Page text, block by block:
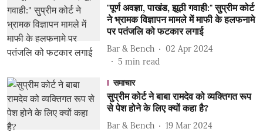
"पूर्ण अवज्ञा, पाखंड, झूठी गवाही:" सुप्रीम कोर्ट
ने भ्रामक विज्ञापन मामले में माफी के हलफनामे
पर पतंजलि को फटकार लगाई
Bar & Bench
02 Apr 2024
5 min read
समाचार
सुप्रीम कोर्ट ने बाबा रामदेव को व्यक्तिगत रूप
से पेश होने के लिए क्यों कहा है?
Bar & Bench
19 Mar 2024